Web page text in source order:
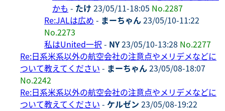
かも - たけ 23/05/11-18:05 No.2287
Re:JALは広め - まーちゃん23/05/10-11:22
No.2273
私はUnited一択 - NY23/05/10-13:28 No.2277
Re:日系米系以外の航空会社の注意点やメリデメなどに
ついて教えてください - まーちゃん23/05/08-18:07
No.2242
Re:日系米系以外の航空会社の注意点やメリデメなどに
ついて教えてください - ケルゼン 23/05/08-19:22